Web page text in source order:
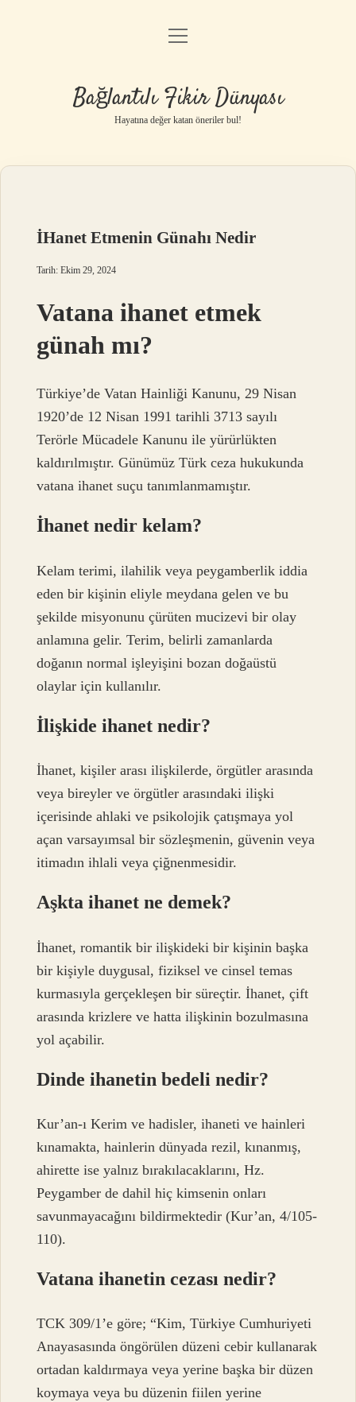
Anasayfa
Yasal Uyarı
menüyü
Bağlantılı Fikir Dünyası
Hayatına değer katan öneriler bul!
İHanet Etmenin Günahı Nedir
Tarih: Ekim 29, 2024
Vatana ihanet etmek
günah mı?
Türkiye’de Vatan Hainliği Kanunu, 29 Nisan
1920’de 12 Nisan 1991 tarihli 3713 sayılı
Terörle Mücadele Kanunu ile yürürlükten
kaldırılmıştır. Günümüz Türk ceza hukukunda
vatana ihanet suçu tanımlanmamıştır.
İhanet nedir kelam?
Kelam terimi, ilahilik veya peygamberlik iddia
eden bir kişinin eliyle meydana gelen ve bu
şekilde misyonunu çürüten mucizevi bir olay
anlamına gelir. Terim, belirli zamanlarda
doğanın normal işleyişini bozan doğaüstü
olaylar için kullanılır.
İlişkide ihanet nedir?
İhanet, kişiler arası ilişkilerde, örgütler arasında
veya bireyler ve örgütler arasındaki ilişki
içerisinde ahlaki ve psikolojik çatışmaya yol
açan varsayımsal bir sözleşmenin, güvenin veya
itimadın ihlali veya çiğnenmesidir.
Aşkta ihanet ne demek?
İhanet, romantik bir ilişkideki bir kişinin başka
bir kişiyle duygusal, fiziksel ve cinsel temas
kurmasıyla gerçekleşen bir süreçtir. İhanet, çift
arasında krizlere ve hatta ilişkinin bozulmasına
yol açabilir.
Dinde ihanetin bedeli nedir?
Kur’an-ı Kerim ve hadisler, ihaneti ve hainleri
kınamakta, hainlerin dünyada rezil, kınanmış,
ahirette ise yalnız bırakılacaklarını, Hz.
Peygamber de dahil hiç kimsenin onları
savunmayacağını bildirmektedir (Kur’an, 4/105-
110).
Vatana ihanetin cezası nedir?
TCK 309/1’e göre; “Kim, Türkiye Cumhuriyeti
Anayasasında öngörülen düzeni cebir kullanarak
ortadan kaldırmaya veya yerine başka bir düzen
koymaya veya bu düzenin fiilen yerine